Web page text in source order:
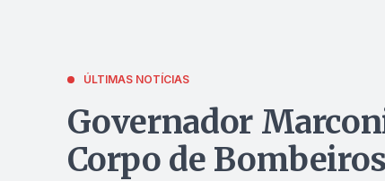
ÚLTIMAS NOTÍCIAS
Governador
Corpo de Bombeiros